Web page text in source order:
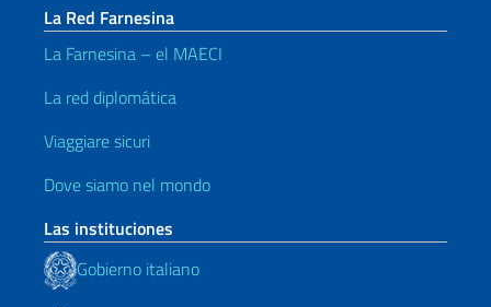
La Red Farnesina
La Farnesina – el MAECI
La red diplomática
Viaggiare sicuri
Dove siamo nel mondo
Las instituciones
Gobierno italiano